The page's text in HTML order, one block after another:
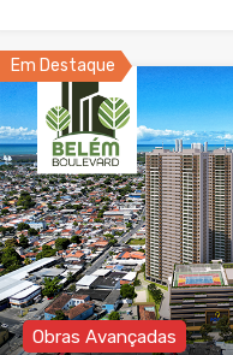
Em Destaque
Obras Avançadas